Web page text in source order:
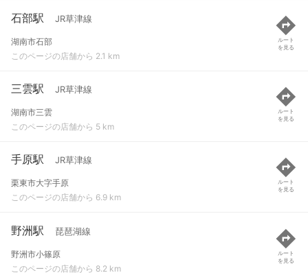
石部駅 JR草津線
湖南市石部
このページの店舗から 2.1 km
ルート
を見る
三雲駅 JR草津線
湖南市三雲
このページの店舗から 5 km
ルート
を見る
手原駅 JR草津線
栗東市大字手原
このページの店舗から 6.9 km
ルート
を見る
野洲駅 琵琶湖線
野洲市小篠原
このページの店舗から 8.2 km
ルート
を見る